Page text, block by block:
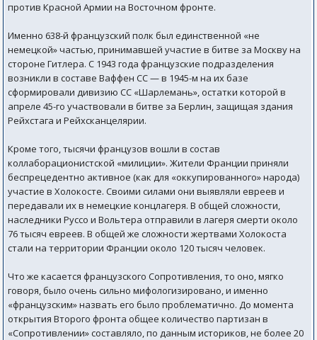
против Красной Армии на Восточном фронте.
Именно 638-й французский полк был единственной «не
немецкой» частью, принимавшей участие в битве за Москву на
стороне Гитлера. С 1943 года французские подразделения
возникли в составе Ваффен СС — в 1945-м на их базе
сформировали дивизию СС «Шарлемань», остатки которой в
апреле 45-го участвовали в битве за Берлин, защищая здания
Рейхстага и Рейхсканцелярии.
Кроме того, тысячи французов вошли в состав
коллаборационистской «милиции». Жители Франции приняли
беспрецедентно активное (как для «оккупированного» народа)
участие в Холокосте. Своими силами они выявляли евреев и
передавали их в немецкие концлагеря. В общей сложности,
наследники Руссо и Вольтера отправили в лагеря смерти около
76 тысяч евреев. В общей же сложности жертвами Холокоста
стали на территории Франции около 120 тысяч человек.
Что же касается французского Сопротивления, то оно, мягко
говоря, было очень сильно мифологизировано, и именно
«французским» назвать его было проблематично. До момента
открытия Второго фронта общее количество партизан в
«Сопротивлении» составляло, по данным историков, не более 20